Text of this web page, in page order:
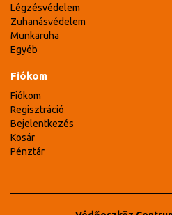
Légzésvédelem
Zuhanásvédelem
Munkaruha
Egyéb
Fiókom
Fiókom
Regisztráció
Bejelentkezés
Kosár
Pénztár